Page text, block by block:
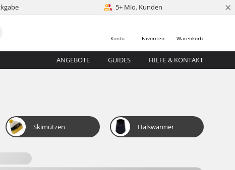
5+ Mio. Kunden ×
Warenkorb
Favoriten
Konto
ANGEBOTE GUIDES HILFE & KONTAKT
Skimützen Halswärmer